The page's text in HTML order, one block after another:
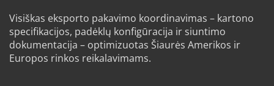
Visiškas eksporto pakavimo koordinavimas – kartono
specifikacijos, padėklų konfigūracija ir siuntimo
dokumentacija – optimizuotas Šiaurės Amerikos ir
Europos rinkos reikalavimams.